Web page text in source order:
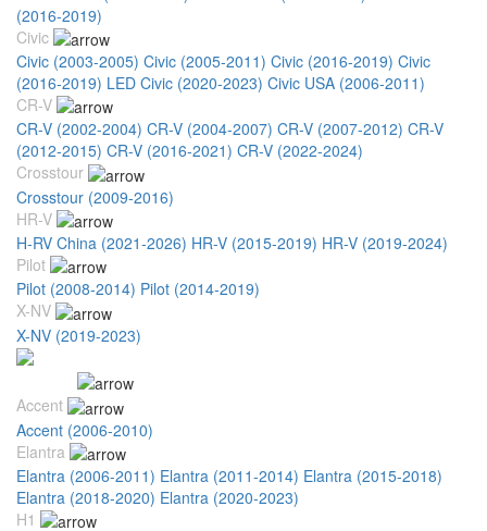
(2016-2019)
Civic
Civic (2003-2005) Civic (2005-2011) Civic (2016-2019) Civic
(2016-2019) LED Civic (2020-2023) Civic USA (2006-2011)
CR-V
CR-V (2002-2004) CR-V (2004-2007) CR-V (2007-2012) CR-V
(2012-2015) CR-V (2016-2021) CR-V (2022-2024)
Crosstour
Crosstour (2009-2016)
HR-V
H-RV China (2021-2026) HR-V (2015-2019) HR-V (2019-2024)
Pilot
Pilot (2008-2014) Pilot (2014-2019)
X-NV
X-NV (2019-2023)
Accent
Accent (2006-2010)
Elantra
Elantra (2006-2011) Elantra (2011-2014) Elantra (2015-2018)
Elantra (2018-2020) Elantra (2020-2023)
H1